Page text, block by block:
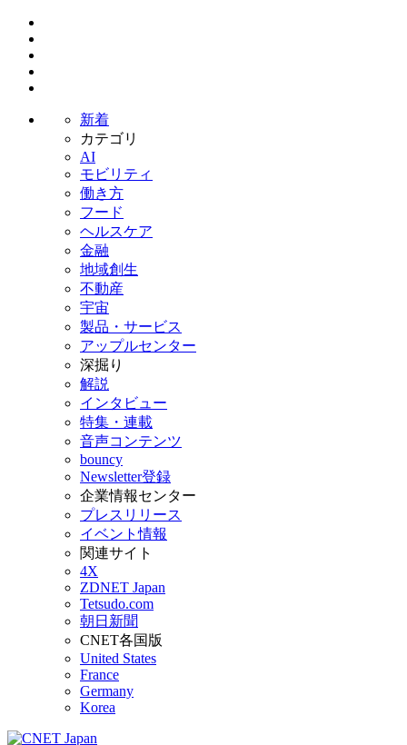
新着
カテゴリ
AI
モビリティ
働き方
フード
ヘルスケア
金融
地域創生
不動産
宇宙
製品・サービス
アップルセンター
深掘り
解説
インタビュー
特集・連載
音声コンテンツ
bouncy
Newsletter登録
企業情報センター
プレスリリース
イベント情報
関連サイト
4X
ZDNET Japan
Tetsudo.com
朝日新聞
CNET各国版
United States
France
Germany
Korea